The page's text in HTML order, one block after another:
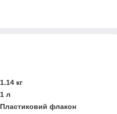
1.14 кг
1 л
Пластиковий флакон